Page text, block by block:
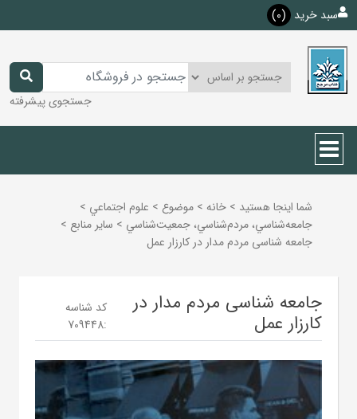
سبد خرید (0)
جستجوی پیشرفته
شما اینجا هستید > خانه > موضوع > علوم اجتماعي >
جامعه‌شناسي، مردم‌شناسي، جمعيت‌شناسي > ساير منابع >
جامعه شناسی مردم مدار در کارزار عمل
جامعه شناسی مردم مدار در
کارزار عمل
کد شناسه
:
709448